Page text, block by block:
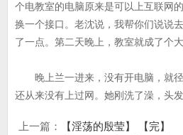
个电教室的电脑原来是可以上互联网
换一个接口。老沈说，我帮你们说说
了一点。第二天晚上，教室就成了个大
晚上兰一进来，没有开电脑，就径
还从来没有上过网。她刚洗了澡，头
上一篇：
【淫荡的殷莹】 【完】